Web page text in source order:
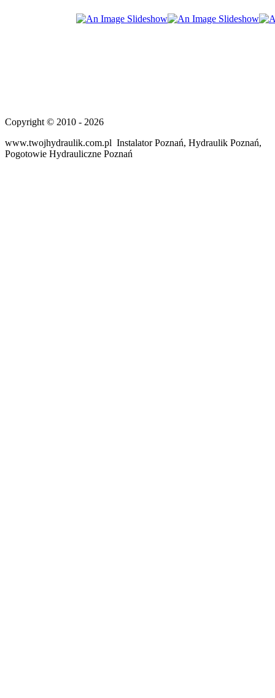
Copyright © 2010 - 2026
www.twojhydraulik.com.pl Instalator Poznań, Hydraulik Poznań,
Pogotowie Hydrauliczne Poznań